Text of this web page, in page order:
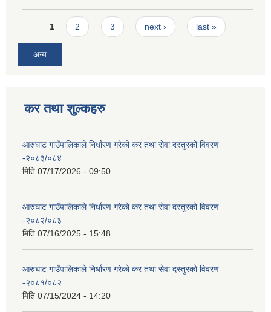
Pages
1 2 3 next › last »
अन्य
कर तथा शुल्कहरु
आरुघाट गाउँपालिकाले निर्धारण गरेको कर तथा सेवा दस्तुरको विवरण
-२०८३/०८४
मिति 07/17/2026 - 09:50
आरुघाट गाउँपालिकाले निर्धारण गरेको कर तथा सेवा दस्तुरको विवरण
-२०८२/०८३
मिति 07/16/2025 - 15:48
आरुघाट गाउँपालिकाले निर्धारण गरेको कर तथा सेवा दस्तुरको विवरण
-२०८१/०८२
मिति 07/15/2024 - 14:20